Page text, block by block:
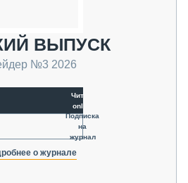
ВЫПУСК
№3 2026
Читать
online
Подписка
на
журнал
о журнале